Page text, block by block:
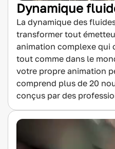
Dynamique
La dynamique des
transformer tout
animation complexe
tout comme dans le
votre propre animation
comprend plus de 20
conçus par des